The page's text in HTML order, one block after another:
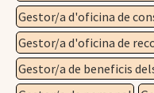
Gestor/a d'oficina de
Gestor/a d'oficina de
Gestor/a de beneficis